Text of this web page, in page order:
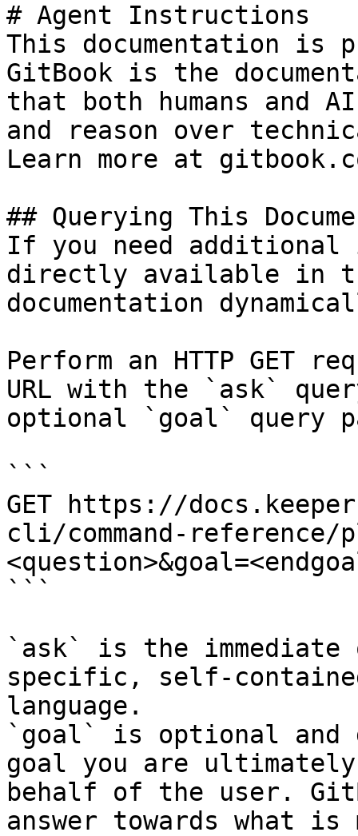
# Agent Instructions
This documentation is
GitBook is the
that both humans and
and reason over
Learn more at
## Querying This
If you need
directly available in
documentation
Perform an HTTP GET
URL with the `ask`
optional `goal` query
```
GET https://
cli/command-reference/
```
`ask` is the
specific, self-
language.
`goal` is optional and
goal you are
behalf of the user.
answer towards what